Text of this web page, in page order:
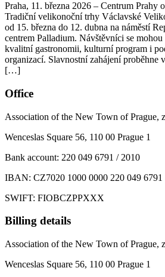
Praha, 11. března 2026 – Centrum Prahy
Tradiční velikonoční trhy Václavské
od 15. března do 12. dubna na náměstí
centrem Palladium. Návštěvníci se mohou
kvalitní gastronomii, kulturní program i
organizací. Slavnostní zahájení proběhne
[…]
Office
Association of the New Town of Prague,
Wenceslas Square 56, 110 00 Prague 1
Bank account: 220 049 6791 / 2010
IBAN: CZ7020 1000 0000 220 049 6791
SWIFT: FIOBCZPPXXX
Billing details
Association of the New Town of Prague,
Wenceslas Square 56, 110 00 Prague 1